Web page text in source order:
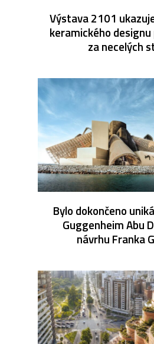
Výstava 2101
keramického
za necelých
Bylo dokončeno
Guggenheim Abu
návrhu Franka